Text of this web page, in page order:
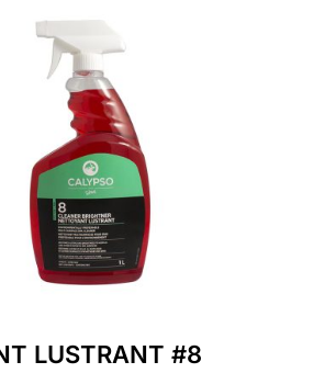
LUSTRANT #8